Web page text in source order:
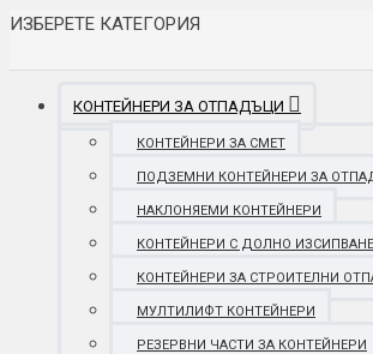
ИЗБЕРЕТЕ КАТЕГОРИЯ
КОНТЕЙНЕРИ ЗА ОТПАДЪЦИ
КОНТЕЙНЕРИ ЗА СМЕТ
ПОДЗЕМНИ КОНТЕЙНЕРИ ЗА
НАКЛОНЯЕМИ КОНТЕЙНЕРИ
КОНТЕЙНЕРИ С ДОЛНО ИЗСИПВАНЕ
КОНТЕЙНЕРИ ЗА СТРОИТЕЛНИ
МУЛТИЛИФТ КОНТЕЙНЕРИ
РЕЗЕРВНИ ЧАСТИ ЗА КОНТЕЙНЕРИ